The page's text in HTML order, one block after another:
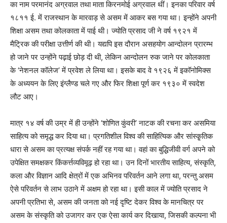
का नाम परमानंद अग्रवाल तथा माता किरनमोई अग्रवाल थीं। इनका परिवार वर्ष
१८११ ई. में राजस्थान के मारवाड़ से असम में आकर बस गया था। इन्होंने अपनी
शिक्षा असम तथा कोलकाता में पाई थी। ज्योति प्रसाद जी ने वर्ष १९२१ में
मैट्रिक की परीक्षा उत्तीर्ण की थी। यद्यपि इस दौरान असहयोग आन्दोलन प्रारम्भ
हो जाने पर उन्होंने पढ़ाई छोड़ दी थी, लेकिन आन्दोलन रुक जाने पर कोलकाता
के ‘नेशनल कॉलेज’ में प्रवेश ले लिया था। इसके बाद वे १९२६ में इकॉनोमिक्स
के अध्ययन के लिए इंग्लैण्ड चले गए और फिर शिक्षा पूर्ण कर १९३० में स्वदेश
लौट आए।
मात्र १४ वर्ष की उम्र में ही उन्होंने ‘शोणित कुंवरी’ नाटक की रचना कर असमिया
साहित्य को समृद्ध कर दिया था। प्रगतिशील विश्व की साहित्यिक और सांस्कृ्तिक
धारा से असम का प्रत्यक्ष संपर्क नहीं रह गया था। वहां का बुद्धिजीवी वर्ग अपने को
उपेक्षित समक्षकर किंकर्त्तव्यविमूढ़ हो रहा था। उन दिनों भारतीय साहित्य, संस्कृति,
कला और विज्ञान आदि क्षेत्रों में एक अभिनव परिवर्तन आने लगा था, परन्तु असम
ऐसे परिवर्तन से लाभ उठाने में अक्षम हो रहा था। इसी काल में ज्योति प्रसाद ने
अपनी प्रतिभा से, असम की जनता को नई दृष्टि देकर विश्व के मानचित्र पर
असम के संस्कृति को उजागर कर एक ऐसा कार्य कर दिखाया, जिसकी कल्पना भी